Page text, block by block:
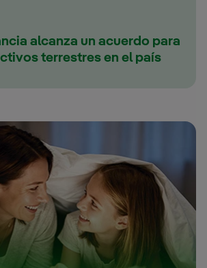
alcanza un acuerdo para
terrestres en el país